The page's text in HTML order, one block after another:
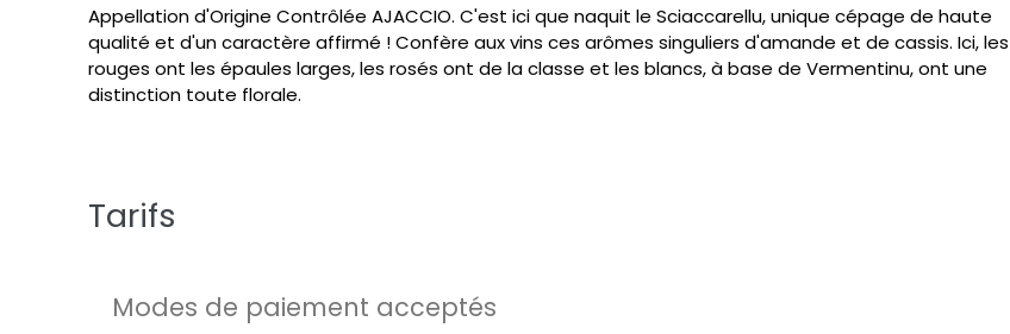
Appellation d'Origine Contrôlée AJACCIO. C'est ici que naquit le Sciaccarellu, unique cépage de haute
qualité et d'un caractère affirmé ! Confère aux vins ces arômes singuliers d'amande et de cassis. Ici, les
rouges ont les épaules larges, les rosés ont de la classe et les blancs, à base de Vermentinu, ont une
distinction toute florale.
Tarifs
Modes de paiement acceptés